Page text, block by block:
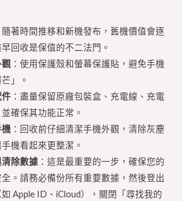
隨著時間推移和新機發布，舊機價值會逐
回收是保值的不二法門。
觀 ：使用保護殼和螢幕保護貼，避免手機
」。
件 ：盡量保留原廠包裝盒、充電線、充電
確保其功能正常。
機 ：回收前仔細清潔手機外觀，清除灰塵
機看起來更整潔。
除數據 ：這是最重要的一步，確保您的
。請務必備份所有重要數據，然後登出
Apple ID、iCloud），關閉「尋找我的